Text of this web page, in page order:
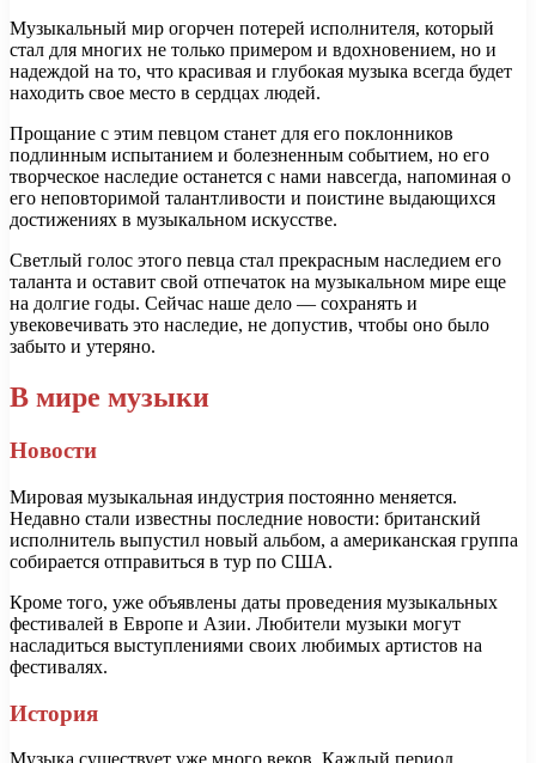
Музыкальный мир огорчен потерей исполнителя, который
стал для многих не только примером и вдохновением, но и
надеждой на то, что красивая и глубокая музыка всегда будет
находить свое место в сердцах людей.
Прощание с этим певцом станет для его поклонников
подлинным испытанием и болезненным событием, но его
творческое наследие останется с нами навсегда, напоминая о
его неповторимой талантливости и поистине выдающихся
достижениях в музыкальном искусстве.
Светлый голос этого певца стал прекрасным наследием его
таланта и оставит свой отпечаток на музыкальном мире еще
на долгие годы. Сейчас наше дело — сохранять и
увековечивать это наследие, не допустив, чтобы оно было
забыто и утеряно.
В мире музыки
Новости
Мировая музыкальная индустрия постоянно меняется.
Недавно стали известны последние новости: британский
исполнитель выпустил новый альбом, а американская группа
собирается отправиться в тур по США.
Кроме того, уже объявлены даты проведения музыкальных
фестивалей в Европе и Азии. Любители музыки могут
насладиться выступлениями своих любимых артистов на
фестивалях.
История